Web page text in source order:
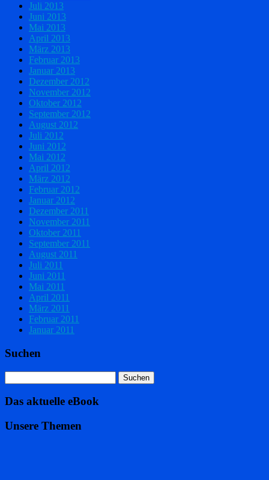
Juli 2013
Juni 2013
Mai 2013
April 2013
März 2013
Februar 2013
Januar 2013
Dezember 2012
November 2012
Oktober 2012
September 2012
August 2012
Juli 2012
Juni 2012
Mai 2012
April 2012
März 2012
Februar 2012
Januar 2012
Dezember 2011
November 2011
Oktober 2011
September 2011
August 2011
Juli 2011
Juni 2011
Mai 2011
April 2011
März 2011
Februar 2011
Januar 2011
Suchen
Das aktuelle eBook
Unsere Themen